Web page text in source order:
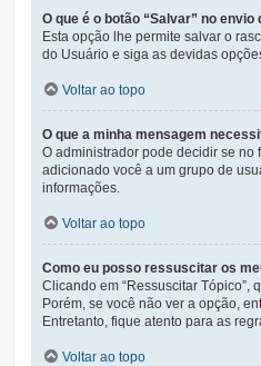
O que é o botão “Salvar” no envio
Esta opção lhe permite salvar o
do Usuário e siga as devidas
Voltar ao topo
O que a minha mensagem
O administrador pode decidir se no
adicionado você a um grupo de
informações.
Voltar ao topo
Como eu posso ressuscitar os
Clicando em “Ressuscitar
Porém, se você não ver a opção,
Entretanto, fique atento para as
Voltar ao topo